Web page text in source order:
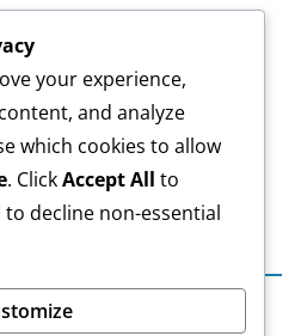
01/08/2025
06/2024
your experience,
and analyze
which cookies to allow
. ClickAccept All to
to decline non-essential